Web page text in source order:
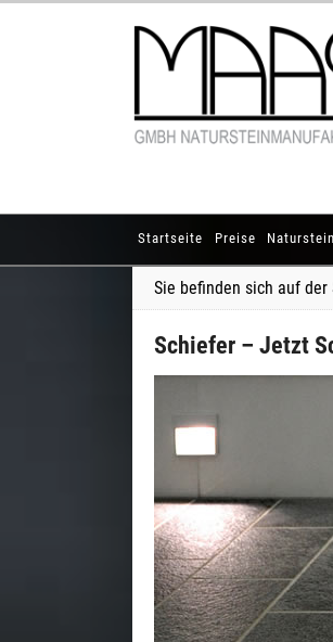
Startseite Preise Naturstein
Sie befinden sich auf der
Schiefer – Jetzt